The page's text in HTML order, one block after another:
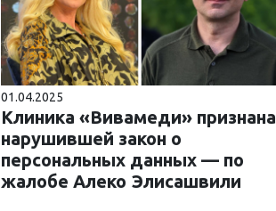
01.04.2025
Клиника «Вивамеди» признана
нарушившей закон о
персональных данных — по
жалобе Алеко Элисашвили